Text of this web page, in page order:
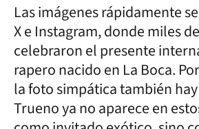
Las imágenes rápidamente
X e Instagram, donde miles
celebraron el presente
rapero nacido en La Boca.
la foto simpática también
Trueno ya no aparece en